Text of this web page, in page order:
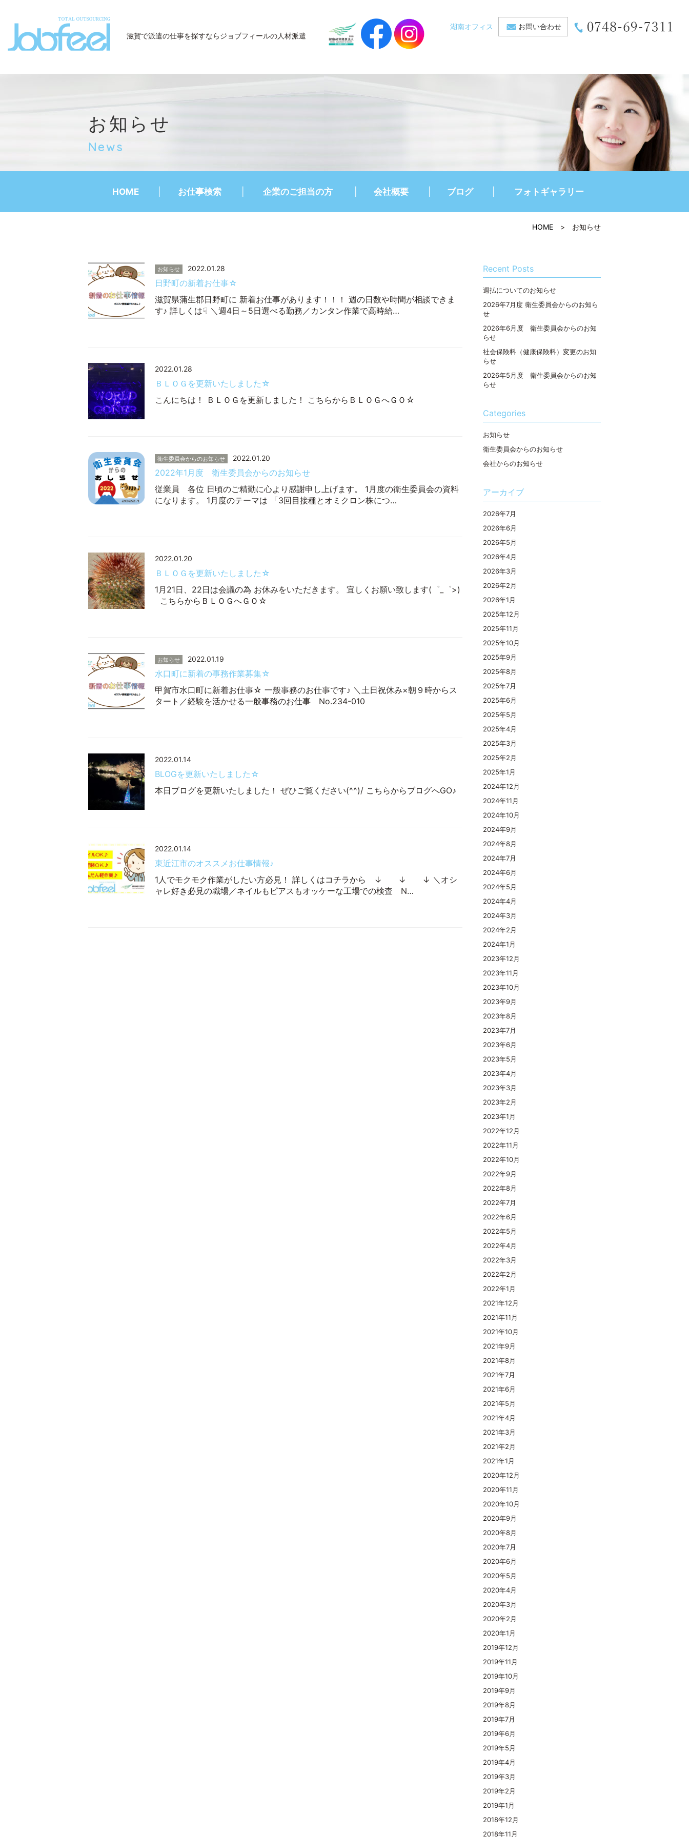
滋賀で派遣の仕事を探すならジョブフィールの人材派遣
湖南オフィス お問い合わせ
お知らせ
News
HOME お仕事検索 企業のご担当の方 会社概要 ブログ フォトギャラリー
HOME > お知らせ
お知らせ 2022.01.28
日野町の新着お仕事☆
滋賀県蒲生郡日野町に 新着お仕事があります！！！ 週の日数や時間が相談できま
す♪ 詳しくは☟ ＼週4日～5日選べる勤務／カンタン作業で高時給…
2022.01.28
ＢＬＯＧを更新いたしました☆
こんにちは！ ＢＬＯＧを更新しました！ こちらからＢＬＯＧへＧＯ☆
衛生委員会からのお知らせ 2022.01.20
2022年1月度 衛生委員会からのお知らせ
従業員 各位 日頃のご精勤に心より感謝申し上げます。 1月度の衛生委員会の資料
になります。 1月度のテーマは 「3回目接種とオミクロン株につ…
2022.01.20
ＢＬＯＧを更新いたしました☆
1月21日、22日は会議の為 お休みをいただきます。 宜しくお願い致します(゜_゜>)
こちらからＢＬＯＧへＧＯ☆
お知らせ 2022.01.19
水口町に新着の事務作業募集☆
甲賀市水口町に新着お仕事☆ 一般事務のお仕事です♪ ＼土日祝休み×朝９時からス
タート／経験を活かせる一般事務のお仕事 No.234-010
2022.01.14
BLOGを更新いたしました☆
本日ブログを更新いたしました！ ぜひご覧ください(^^)/ こちらからブログへGO♪
2022.01.14
東近江市のオススメお仕事情報♪
1人でモクモク作業がしたい方必見！ 詳しくはコチラから ↓ ↓ ↓ ＼オシ
ャレ好き必見の職場／ネイルもピアスもオッケーな工場での検査 N…
Recent Posts
週払についてのお知らせ
2026年7月度 衛生委員会からのお知ら
せ
2026年6月度 衛生委員会からのお知
らせ
社会保険料（健康保険料）変更のお知
らせ
2026年5月度 衛生委員会からのお知
らせ
Categories
お知らせ
衛生委員会からのお知らせ
会社からのお知らせ
アーカイブ
2026年7月
2026年6月
2026年5月
2026年4月
2026年3月
2026年2月
2026年1月
2025年12月
2025年11月
2025年10月
2025年9月
2025年8月
2025年7月
2025年6月
2025年5月
2025年4月
2025年3月
2025年2月
2025年1月
2024年12月
2024年11月
2024年10月
2024年9月
2024年8月
2024年7月
2024年6月
2024年5月
2024年4月
2024年3月
2024年2月
2024年1月
2023年12月
2023年11月
2023年10月
2023年9月
2023年8月
2023年7月
2023年6月
2023年5月
2023年4月
2023年3月
2023年2月
2023年1月
2022年12月
2022年11月
2022年10月
2022年9月
2022年8月
2022年7月
2022年6月
2022年5月
2022年4月
2022年3月
2022年2月
2022年1月
2021年12月
2021年11月
2021年10月
2021年9月
2021年8月
2021年7月
2021年6月
2021年5月
2021年4月
2021年3月
2021年2月
2021年1月
2020年12月
2020年11月
2020年10月
2020年9月
2020年8月
2020年7月
2020年6月
2020年5月
2020年4月
2020年3月
2020年2月
2020年1月
2019年12月
2019年11月
2019年10月
2019年9月
2019年8月
2019年7月
2019年6月
2019年5月
2019年4月
2019年3月
2019年2月
2019年1月
2018年12月
2018年11月